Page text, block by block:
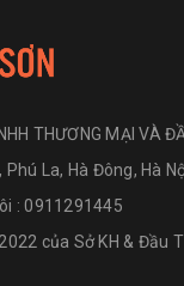
THƯƠNG MẠI VÀ
Phú La, Hà Đông, Hà
: 0911291445
của Sở KH & Đầu